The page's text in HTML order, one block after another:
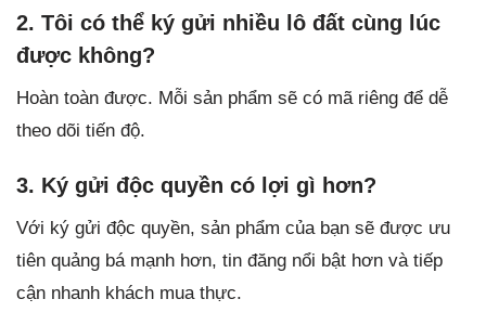
2. Tôi có thể ký gửi nhiều lô đất cùng lúc
được không?
Hoàn toàn được. Mỗi sản phẩm sẽ có mã riêng để dễ
theo dõi tiến độ.
3. Ký gửi độc quyền có lợi gì hơn?
Với ký gửi độc quyền, sản phẩm của bạn sẽ được ưu
tiên quảng bá mạnh hơn, tin đăng nổi bật hơn và tiếp
cận nhanh khách mua thực.